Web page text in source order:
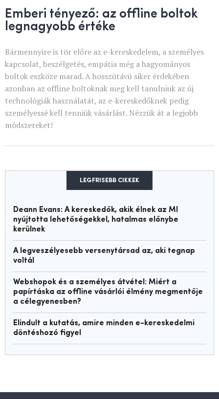
Emberi tényező: az offline boltok
legnagyobb értéke
Bármennyire is tör előre az e-kereskedelem, a személyes
kapcsolat, beszélgetés, empátia még a hagyományos
boltok eszköze marad. A hosszútávú siker érdekében
azonban az offline boltoknak meg kell tanulniuk az új
technológiák használatát, az e-kereskedőknek pedig
személyessé kell tenniük vásárlást. Nézzük át a legjobb
módszereket!
LEGFRISEBB CIKKEK
Deann Evans: A kereskedők, akik élnek az MI
nyújtotta lehetőségekkel, hatalmas előnybe
kerülnek
A legveszélyesebb versenytársad az, aki tegnap
voltál
Webshopok és a személyes átvétel: Miért a
papírtáska az offline vásárlói élmény megmentője
a célegyenesben?
Elindult a kutatás, amire minden e-kereskedelmi
döntéshozó figyel